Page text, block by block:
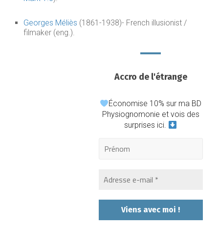
Georges Méliès (1861-1938)- French illusionist /
filmaker (eng.).
Accro de l'étrange
Économise 10% sur ma BD
Physiognomonie et vois des
surprises ici.